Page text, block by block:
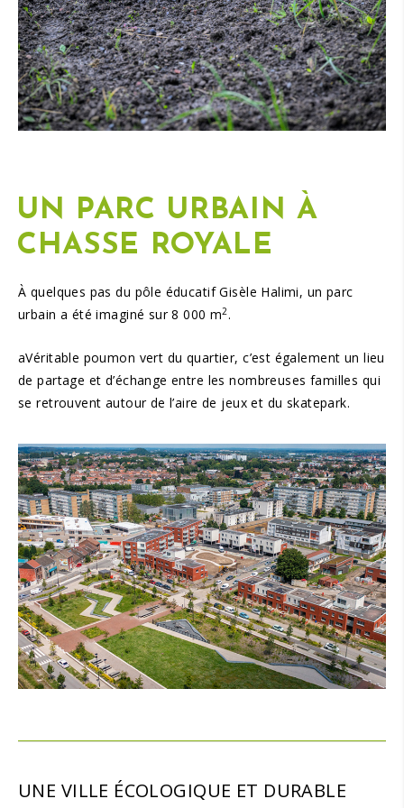
UN PARC URBAIN À
CHASSE ROYALE
À quelques pas du pôle éducatif Gisèle Halimi, un parc
urbain a été imaginé sur 8 000 m2.
aVéritable poumon vert du quartier, c’est également un lieu
de partage et d’échange entre les nombreuses familles qui
se retrouvent autour de l’aire de jeux et du skatepark.
UNE VILLE ÉCOLOGIQUE ET DURABLE